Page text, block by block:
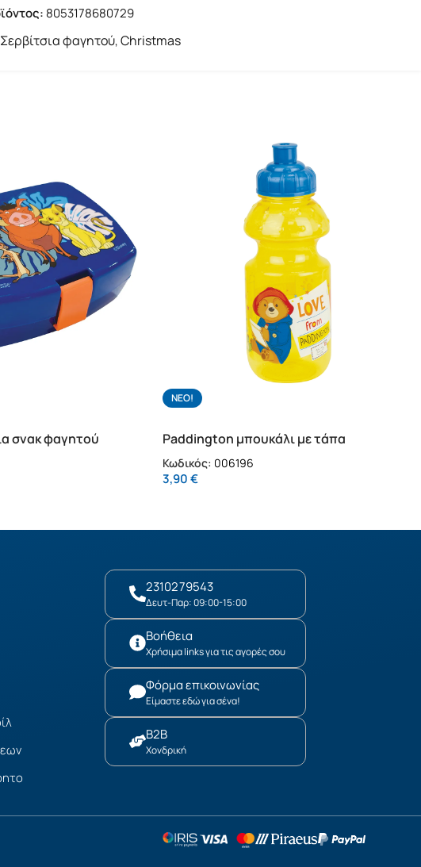
8053178680729
Σερβίτσια φαγητού,Christmas
σνακ φαγητού
NΕΟ!
Paddington μπουκάλι με τάπα
ασφαλείας (006196)
Κωδικός: 006196
3,90€
2310279543
Δευτ-Παρ: 09:00-15:00
Βοήθεια
Χρήσιμα links για τις αγορές σου
Φόρμα επικοινωνίας
Είμαστε εδώ για σένα!
B2B
Χονδρική